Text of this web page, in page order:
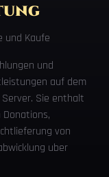
und Kaufe
und
auf dem
Sie enthalt
von
uber